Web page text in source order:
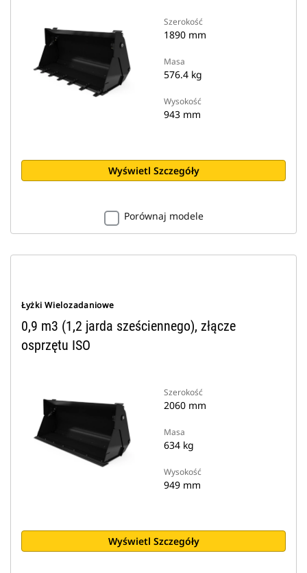
Szerokość
1890 mm
Masa
576.4 kg
Wysokość
943 mm
Wyświetl Szczegóły
Porównaj modele
Łyżki Wielozadaniowe
0,9 m3 (1,2 jarda sześciennego), złącze
osprzętu ISO
Szerokość
2060 mm
Masa
634 kg
Wysokość
949 mm
Wyświetl Szczegóły